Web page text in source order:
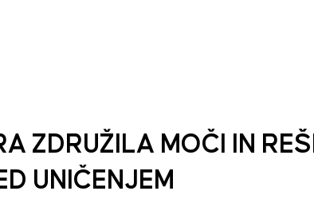
ZDRUŽILA MOČI IN
UNIČENJEM